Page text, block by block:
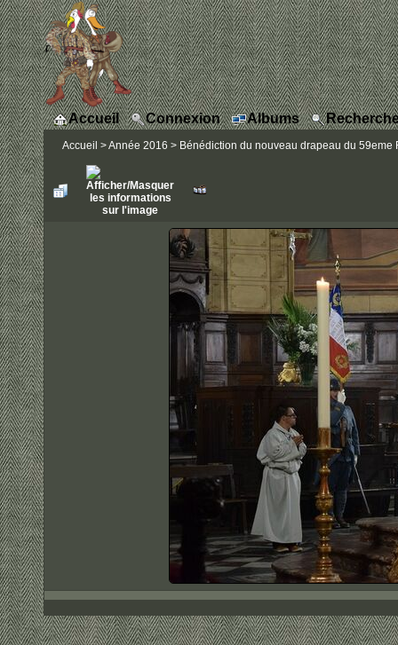
Accueil Connexion Albums
Accueil >Année 2016 > Bénédiction du nouveau drapeau du 59eme